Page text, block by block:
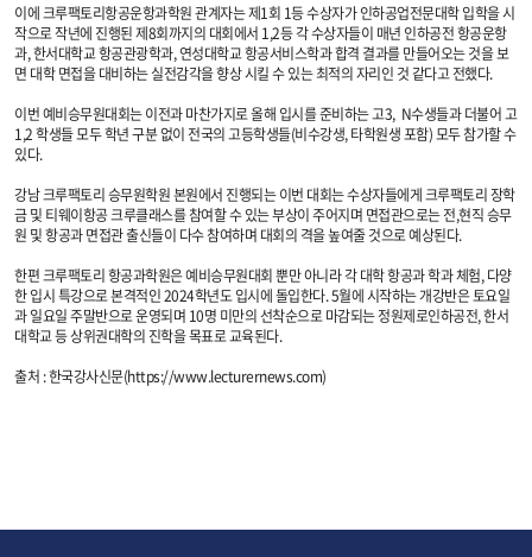
이에 크루팩토리항공운항과학원 관계자는 제1회 1등 수상자가 인하공업전문대학 입학을 시
작으로 작년에 진행된 제8회까지의 대회에서 1,2등 각 수상자들이 매년 인하공전 항공운항
과, 한서대학교 항공관광학과, 연성대학교 항공서비스학과 합격 결과를 만들어오는 것을 보
면 대학 면접을 대비하는 실전감각을 향상 시킬 수 있는 최적의 자리인 것 같다고 전했다.
이번 예비승무원대회는 이전과 마찬가지로 올해 입시를 준비하는 고3, N수생들과 더불어 고
1,2 학생들 모두 학년 구분 없이 전국의 고등학생들(비수강생, 타학원생 포함) 모두 참가할 수
있다.
강남 크루팩토리 승무원학원 본원에서 진행되는 이번 대회는 수상자들에게 크루팩토리 장학
금 및 티웨이항공 크루클래스를 참여할 수 있는 부상이 주어지며 면접관으로는 전,현직 승무
원 및 항공과 면접관 출신들이 다수 참여하며 대회의 격을 높여줄 것으로 예상된다.
한편 크루팩토리 항공과학원은 예비승무원대회 뿐만 아니라 각 대학 항공과 학과 체험, 다양
한 입시 특강으로 본격적인 2024학년도 입시에 돌입한다. 5월에 시작하는 개강반은 토요일
과 일요일 주말반으로 운영되며 10명 미만의 선착순으로 마감되는 정원제로인하공전, 한서
대학교 등 상위권대학의 진학을 목표로 교육된다.
출처 : 한국강사신문(https://www.lecturernews.com)